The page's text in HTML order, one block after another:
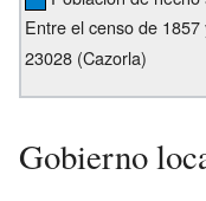
Entre el censo de
23028 (Cazorla)
Gobierno